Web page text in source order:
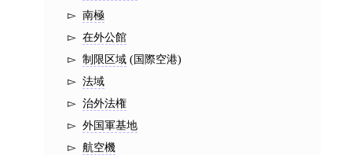
南極
在外公館
制限区域 (国際空港)
法域
治外法権
外国軍基地
航空機